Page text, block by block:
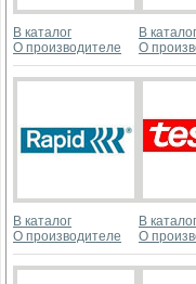
В каталог
О производителе
В каталог
О
В каталог
О производителе
В каталог
О